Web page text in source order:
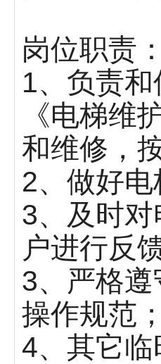
岗位职责：
1、负责
《电梯维
和维修，
2、做好
3、及时
户进行反
3、严格
操作规范；
4、其它